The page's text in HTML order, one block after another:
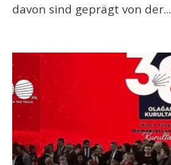
davon sind geprägt von der...